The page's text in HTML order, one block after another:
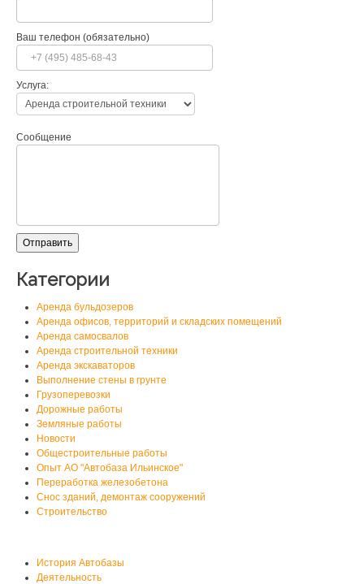
Ваш телефон (обязательно)
Услуга:
Сообщение
Категории
Аренда бульдозеров
Аренда офисов, территорий и складских помещений
Аренда самосвалов
Аренда строительной техники
Аренда экскаваторов
Выполнение стены в грунте
Грузоперевозки
Дорожные работы
Земляные работы
Новости
Общестроительные работы
Опыт АО "Автобаза Ильинское"
Переработка железобетона
Снос зданий, демонтаж сооружений
Строительство
История Автобазы
Деятельность